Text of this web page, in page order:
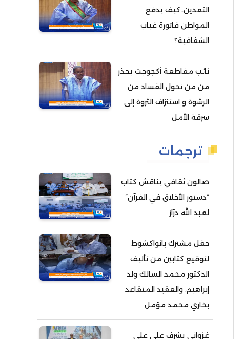
التعدين..كيف يدفع
المواطن فاتورة غياب
الشفافية؟
نائب مقاطعة أكجوجت يحذر
من من تحول الفساد من
الرشوة و استنزاف الثروة إلى
سرقة الأمل
ترجمات
صالون ثقافي يناقش كتاب
“دستور الأخلاق في القرآن”
لعبد الله درّاز
حفل مشترك بانواكشوط
لتوقيع كتابين من تأليف
الدكتور محمد السالك ولد
إبراهيم، والعقيد المتقاعد
بخاري محمد مؤمل
غزواني يشرف على على